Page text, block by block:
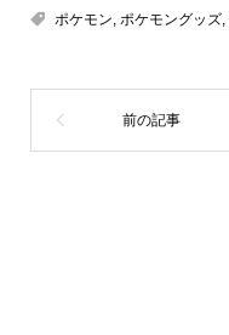
ポケモン ポケモングッズ,